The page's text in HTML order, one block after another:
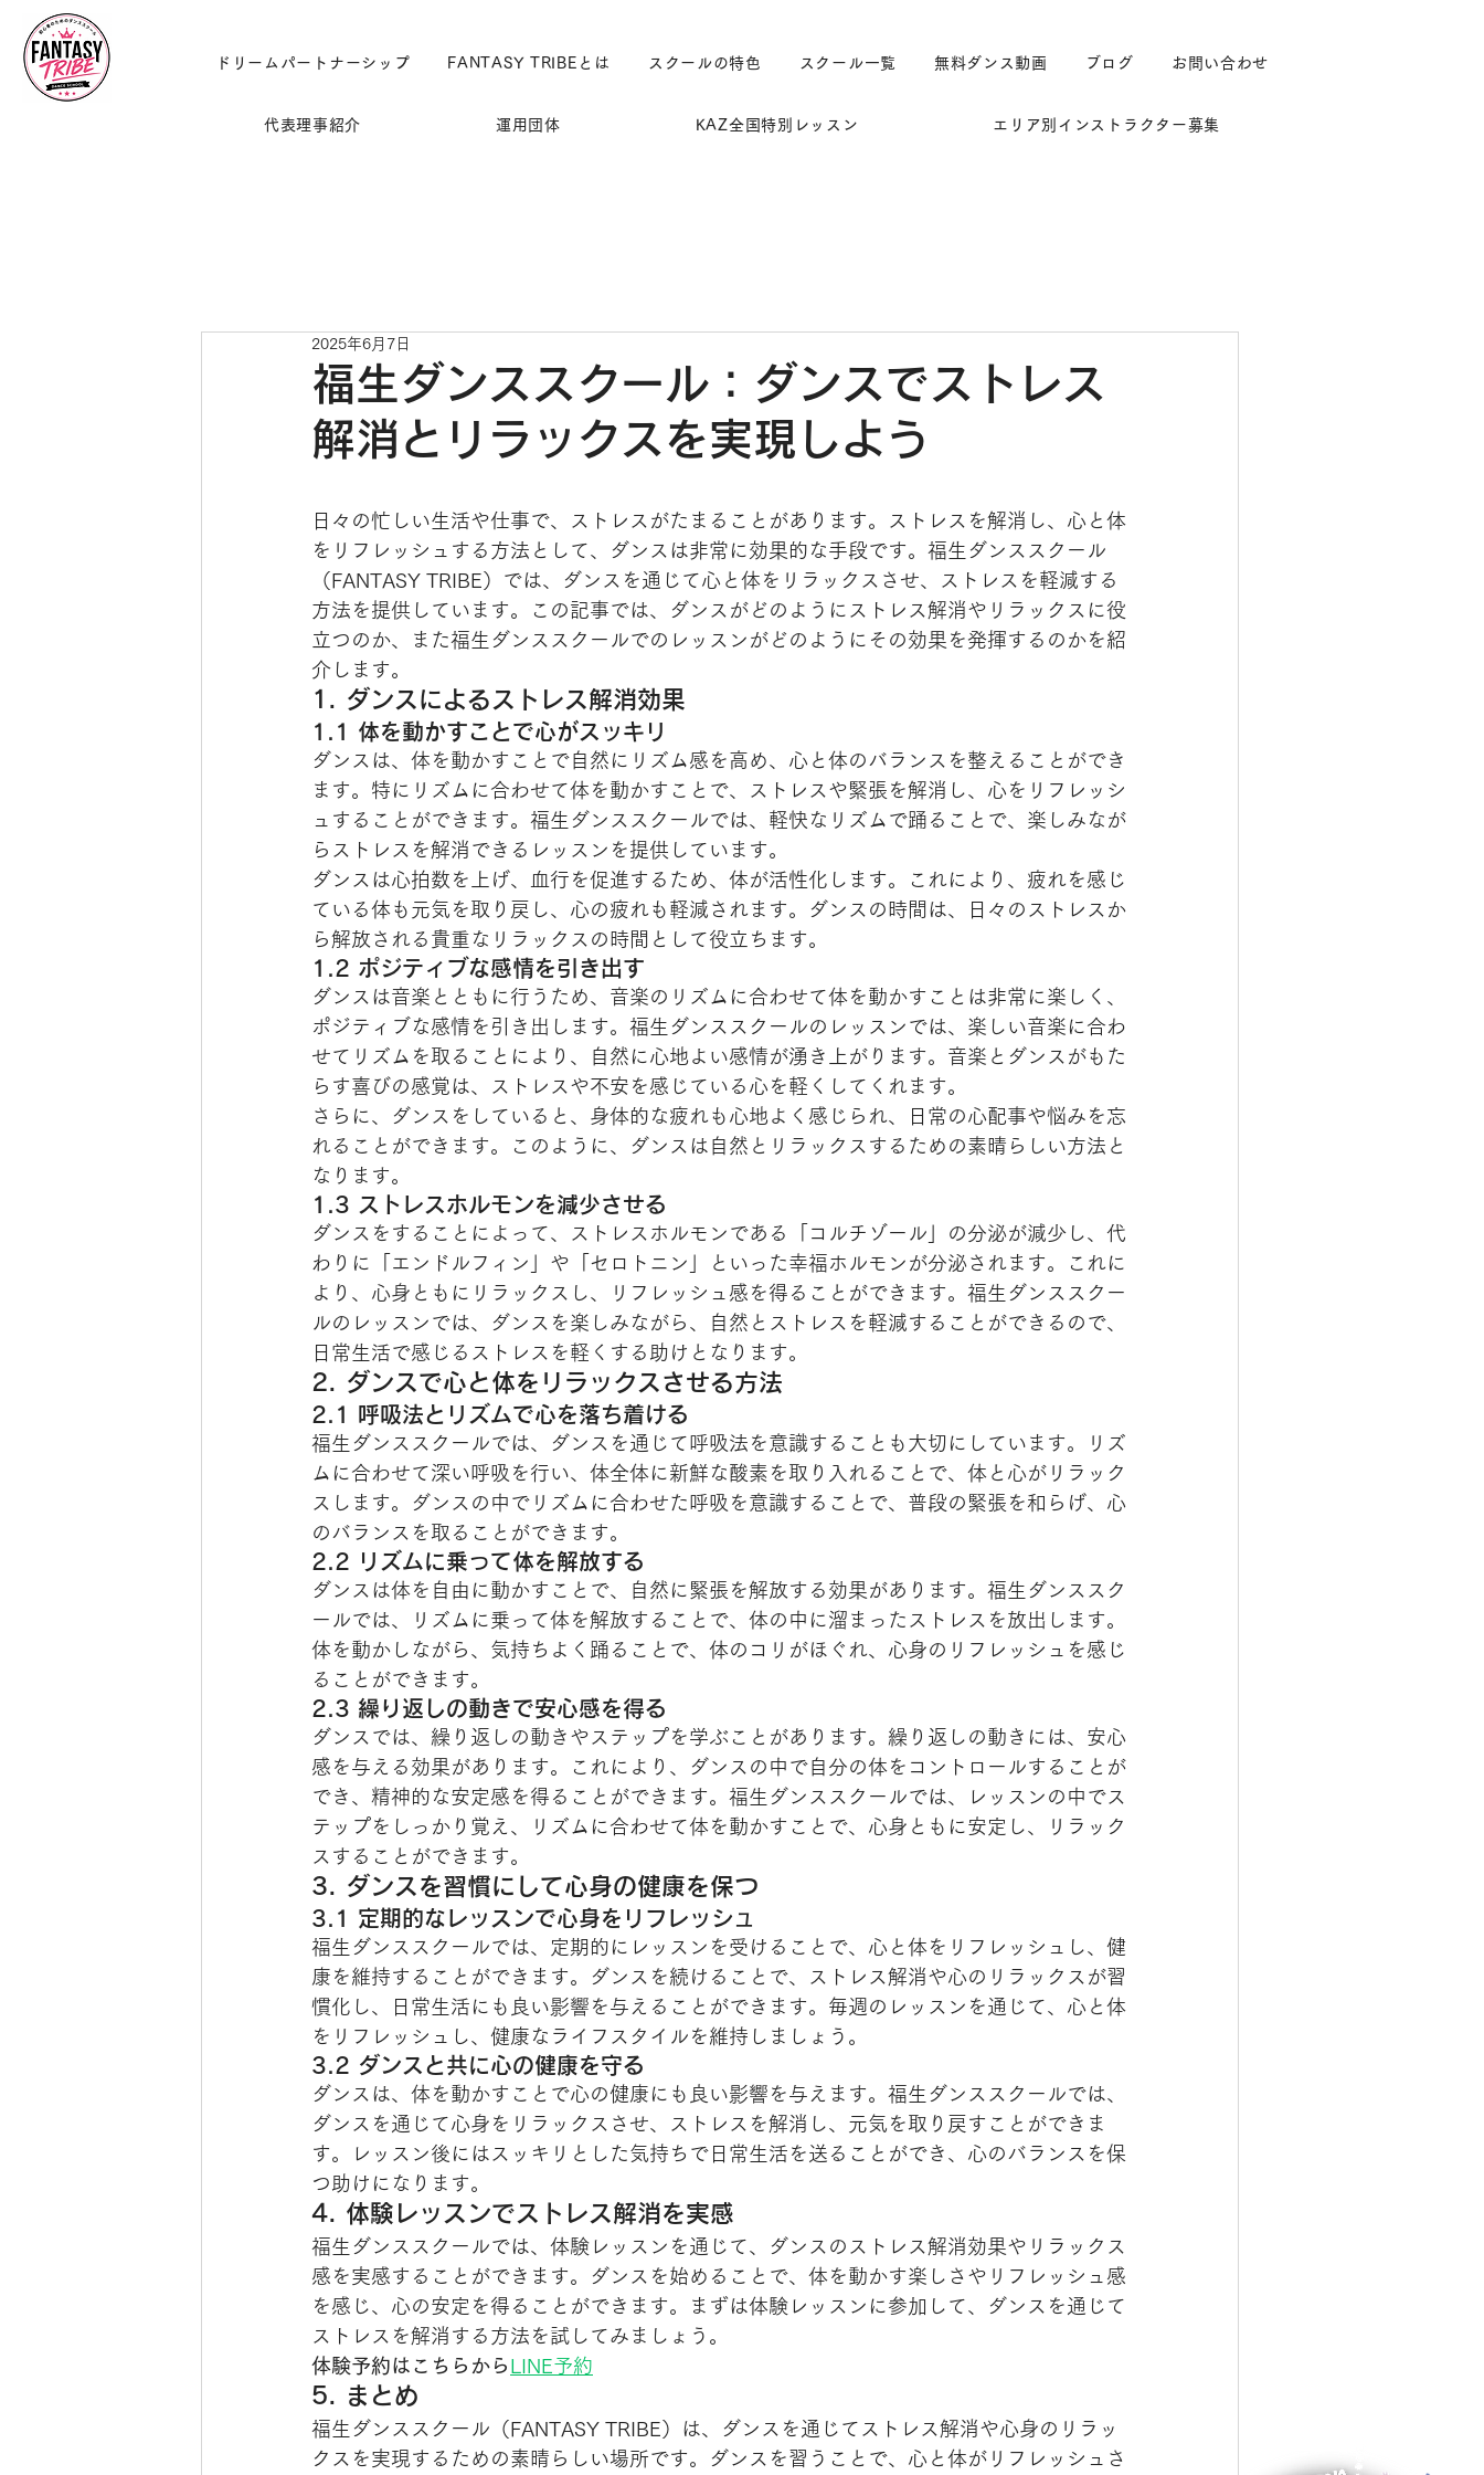
ドリームパートナーシップ FANTASY TRIBEとは スクールの特色 スクール一覧 無料ダンス動画 ブログ お問い合わせ
代表理事紹介 運用団体 KAZ全国特別レッスン エリア別インストラクター募集
福生ダンススクール：ダンスでストレス
解消とリラックスを実現しよう
2025年6月7日
日々の忙しい生活や仕事で、ストレスがたまることがあります。ストレスを解消し、心と体
をリフレッシュする方法として、ダンスは非常に効果的な手段です。福生ダンススクール
（FANTASY TRIBE）では、ダンスを通じて心と体をリラックスさせ、ストレスを軽減する
方法を提供しています。この記事では、ダンスがどのようにストレス解消やリラックスに役
立つのか、また福生ダンススクールでのレッスンがどのようにその効果を発揮するのかを紹
介します。
1. ダンスによるストレス解消効果
1.1 体を動かすことで心がスッキリ
ダンスは、体を動かすことで自然にリズム感を高め、心と体のバランスを整えることができ
ます。特にリズムに合わせて体を動かすことで、ストレスや緊張を解消し、心をリフレッシ
ュすることができます。福生ダンススクールでは、軽快なリズムで踊ることで、楽しみなが
らストレスを解消できるレッスンを提供しています。
ダンスは心拍数を上げ、血行を促進するため、体が活性化します。これにより、疲れを感じ
ている体も元気を取り戻し、心の疲れも軽減されます。ダンスの時間は、日々のストレスか
ら解放される貴重なリラックスの時間として役立ちます。
1.2 ポジティブな感情を引き出す
ダンスは音楽とともに行うため、音楽のリズムに合わせて体を動かすことは非常に楽しく、
ポジティブな感情を引き出します。福生ダンススクールのレッスンでは、楽しい音楽に合わ
せてリズムを取ることにより、自然に心地よい感情が湧き上がります。音楽とダンスがもた
らす喜びの感覚は、ストレスや不安を感じている心を軽くしてくれます。
さらに、ダンスをしていると、身体的な疲れも心地よく感じられ、日常の心配事や悩みを忘
れることができます。このように、ダンスは自然とリラックスするための素晴らしい方法と
なります。
1.3 ストレスホルモンを減少させる
ダンスをすることによって、ストレスホルモンである「コルチゾール」の分泌が減少し、代
わりに「エンドルフィン」や「セロトニン」といった幸福ホルモンが分泌されます。これに
より、心身ともにリラックスし、リフレッシュ感を得ることができます。福生ダンススクー
ルのレッスンでは、ダンスを楽しみながら、自然とストレスを軽減することができるので、
日常生活で感じるストレスを軽くする助けとなります。
2. ダンスで心と体をリラックスさせる方法
2.1 呼吸法とリズムで心を落ち着ける
福生ダンススクールでは、ダンスを通じて呼吸法を意識することも大切にしています。リズ
ムに合わせて深い呼吸を行い、体全体に新鮮な酸素を取り入れることで、体と心がリラック
スします。ダンスの中でリズムに合わせた呼吸を意識することで、普段の緊張を和らげ、心
のバランスを取ることができます。
2.2 リズムに乗って体を解放する
ダンスは体を自由に動かすことで、自然に緊張を解放する効果があります。福生ダンススク
ールでは、リズムに乗って体を解放することで、体の中に溜まったストレスを放出します。
体を動かしながら、気持ちよく踊ることで、体のコリがほぐれ、心身のリフレッシュを感じ
ることができます。
2.3 繰り返しの動きで安心感を得る
ダンスでは、繰り返しの動きやステップを学ぶことがあります。繰り返しの動きには、安心
感を与える効果があります。これにより、ダンスの中で自分の体をコントロールすることが
でき、精神的な安定感を得ることができます。福生ダンススクールでは、レッスンの中でス
テップをしっかり覚え、リズムに合わせて体を動かすことで、心身ともに安定し、リラック
スすることができます。
3. ダンスを習慣にして心身の健康を保つ
3.1 定期的なレッスンで心身をリフレッシュ
福生ダンススクールでは、定期的にレッスンを受けることで、心と体をリフレッシュし、健
康を維持することができます。ダンスを続けることで、ストレス解消や心のリラックスが習
慣化し、日常生活にも良い影響を与えることができます。毎週のレッスンを通じて、心と体
をリフレッシュし、健康なライフスタイルを維持しましょう。
3.2 ダンスと共に心の健康を守る
ダンスは、体を動かすことで心の健康にも良い影響を与えます。福生ダンススクールでは、
ダンスを通じて心身をリラックスさせ、ストレスを解消し、元気を取り戻すことができま
す。レッスン後にはスッキリとした気持ちで日常生活を送ることができ、心のバランスを保
つ助けになります。
4. 体験レッスンでストレス解消を実感
福生ダンススクールでは、体験レッスンを通じて、ダンスのストレス解消効果やリラックス
感を実感することができます。ダンスを始めることで、体を動かす楽しさやリフレッシュ感
を感じ、心の安定を得ることができます。まずは体験レッスンに参加して、ダンスを通じて
ストレスを解消する方法を試してみましょう。
体験予約はこちらから LINE予約
5. まとめ
福生ダンススクール（FANTASY TRIBE）は、ダンスを通じてストレス解消や心身のリラッ
クスを実現するための素晴らしい場所です。ダンスを習うことで、心と体がリフレッシュさ